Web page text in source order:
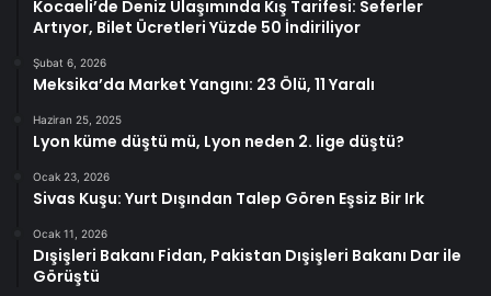
Kocaeli’de Deniz Ulaşımında Kış Tarifesi: Seferler
Artıyor, Bilet Ücretleri Yüzde 50 İndiriliyor
Şubat 6, 2026
Meksika’da Market Yangını: 23 Ölü, 11 Yaralı
Haziran 25, 2025
Lyon küme düştü mü, Lyon neden 2. lige düştü?
Ocak 23, 2026
Sivas Kuşu: Yurt Dışından Talep Gören Eşsiz Bir Irk
Ocak 11, 2026
Dışişleri Bakanı Fidan, Pakistan Dışişleri Bakanı Dar ile
Görüştü